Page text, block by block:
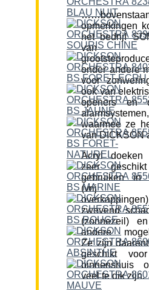
opmerkingen
het bedrijf
van
onder andere
voor
ook van
openers en
alarmsystemen,
waarmee ze
van DICKSON
Acryl
zeer
gebruiken in
(vrij
zwevend
(zonnezeil)
andere
Ze zijn
geschikt
binnenshuis
veel te dik zijn.